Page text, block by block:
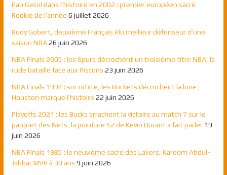
Pau Gasol dans l’histoire en 2002 : premier européen sacré
Rookie de l’année 6 juillet 2026
Rudy Gobert, deuxième Français élu meilleur défenseur d’une
saison NBA 26 juin 2026
NBA Finals 2005 : les Spurs décrochent un troisième titre NBA, la
rude bataille face aux Pistons 23 juin 2026
NBA Finals 1994 : sur orbite, les Rockets décrochent la lune ;
Houston marque l’histoire 22 juin 2026
Playoffs 2021 : les Bucks arrachent la victoire au match 7 sur le
parquet des Nets, la pointure 52 de Kevin Durant a fait parler 19
juin 2026
NBA Finals 1985 : le neuvième sacre des Lakers, Kareem Abdul-
Jabbar MVP à 38 ans 9 juin 2026